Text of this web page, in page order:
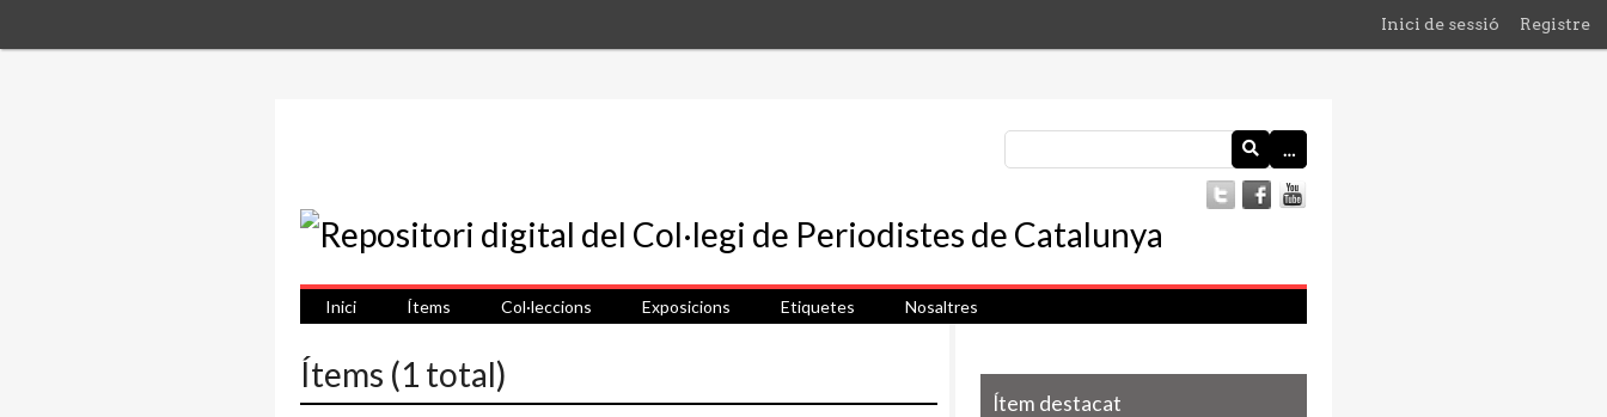
Inici de sessió Registre
…
Inici Ítems Col·leccions Exposicions Etiquetes Nosaltres
Ítems (1 total)
Ítem destacat